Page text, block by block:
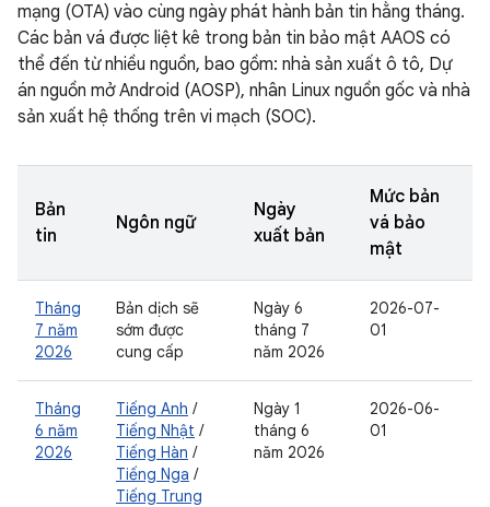
mạng (OTA) vào cùng ngày phát hành bản tin hằng tháng.
Các bản vá được liệt kê trong bản tin bảo mật AAOS có
thể đến từ nhiều nguồn, bao gồm: nhà sản xuất ô tô, Dự
án nguồn mở Android (AOSP), nhân Linux nguồn gốc và nhà
sản xuất hệ thống trên vi mạch (SOC).
Bản
tin
Ngôn ngữ
Ngày
xuất bản
Mức bản
vá bảo
mật
Tháng
7 năm
2026
Bản dịch sẽ
sớm được
cung cấp
Ngày 6
tháng 7
năm 2026
2026-07-
01
Tháng
6 năm
2026
Tiếng Anh /
Tiếng Nhật /
Tiếng Hàn /
Tiếng Nga /
Tiếng Trung
Ngày 1
tháng 6
năm 2026
2026-06-
01